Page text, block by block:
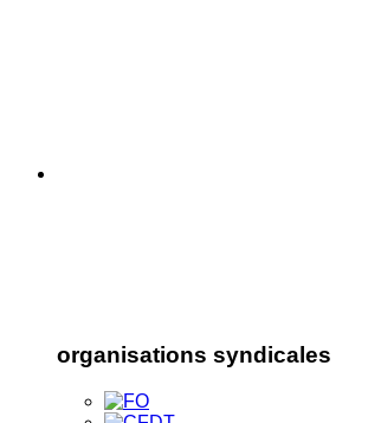
organisations syndicales